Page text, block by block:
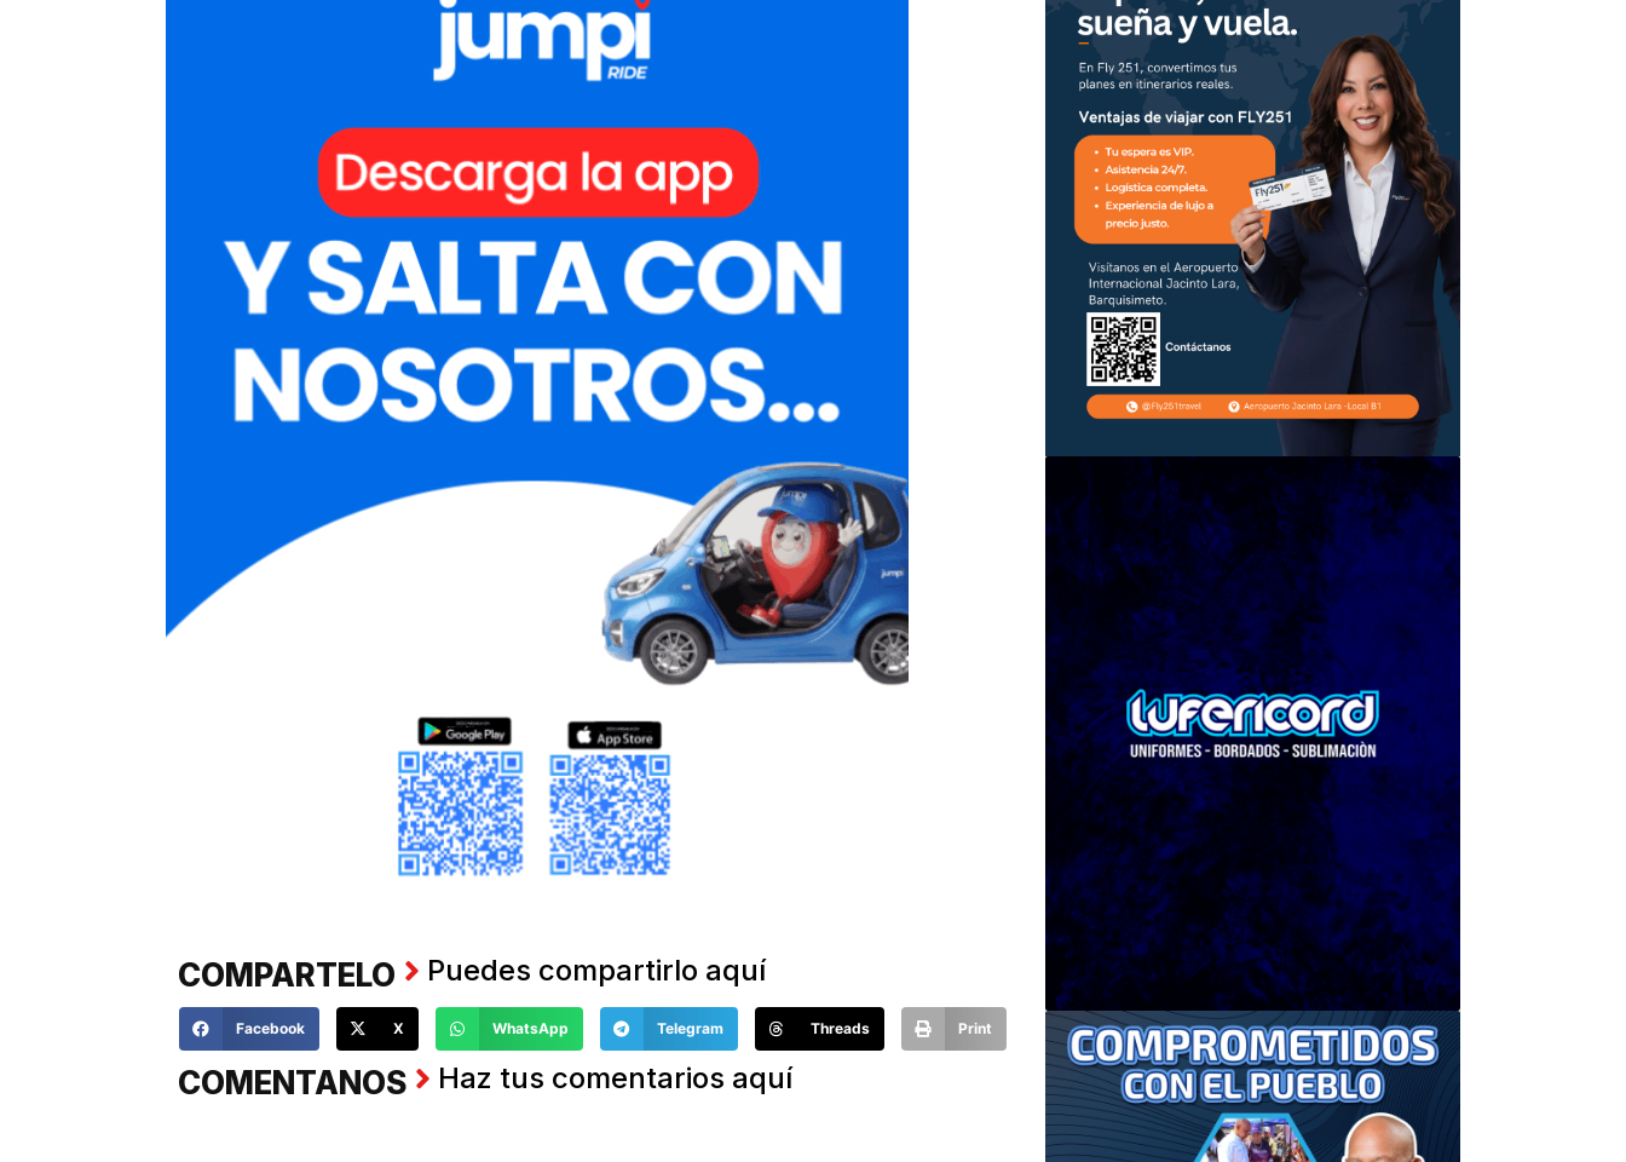
COMPARTELO Puedes compartirlo aquí
Facebook X WhatsApp Telegram Threads Print
COMENTANOS Haz tus comentarios aquí